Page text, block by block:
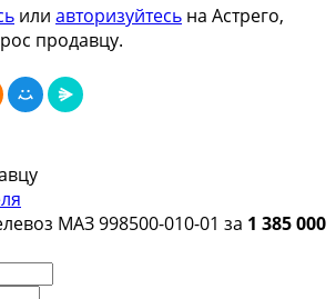
или авторизуйтесь на Астрего,
продавцу.
МАЗ 998500-010-01 за 1 385 000